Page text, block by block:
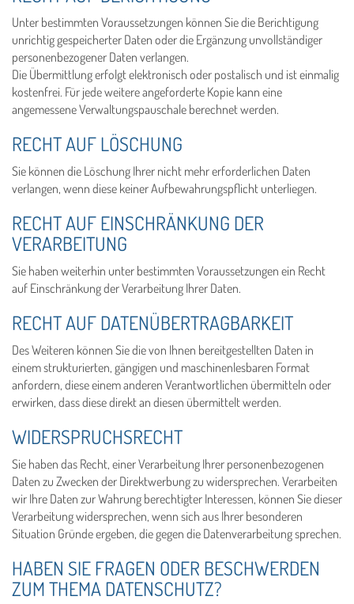
Unter bestimmten Voraussetzungen können Sie die Berichtigung
unrichtig gespeicherter Daten oder die Ergänzung unvollständiger
personenbezogener Daten verlangen.
Die Übermittlung erfolgt elektronisch oder postalisch und ist einmalig
kostenfrei. Für jede weitere angeforderte Kopie kann eine
angemessene Verwaltungspauschale berechnet werden.
RECHT AUF LÖSCHUNG
Sie können die Löschung Ihrer nicht mehr erforderlichen Daten
verlangen, wenn diese keiner Aufbewahrungspflicht unterliegen.
RECHT AUF EINSCHRÄNKUNG DER
VERARBEITUNG
Sie haben weiterhin unter bestimmten Voraussetzungen ein Recht
auf Einschränkung der Verarbeitung Ihrer Daten.
RECHT AUF DATENÜBERTRAGBARKEIT
Des Weiteren können Sie die von Ihnen bereitgestellten Daten in
einem strukturierten, gängigen und maschinenlesbaren Format
anfordern, diese einem anderen Verantwortlichen übermitteln oder
erwirken, dass diese direkt an diesen übermittelt werden.
WIDERSPRUCHSRECHT
Sie haben das Recht, einer Verarbeitung Ihrer personenbezogenen
Daten zu Zwecken der Direktwerbung zu widersprechen. Verarbeiten
wir Ihre Daten zur Wahrung berechtigter Interessen, können Sie dieser
Verarbeitung widersprechen, wenn sich aus Ihrer besonderen
Situation Gründe ergeben, die gegen die Datenverarbeitung sprechen.
HABEN SIE FRAGEN ODER BESCHWERDEN
ZUM THEMA DATENSCHUTZ?